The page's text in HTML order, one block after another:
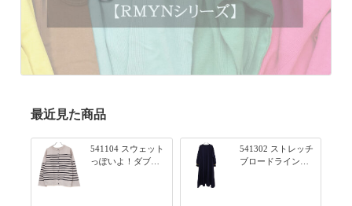
最近見た商品
541104 スウェット
っぽいよ！ダブル
541302 ストレッチ
ブロードライン入